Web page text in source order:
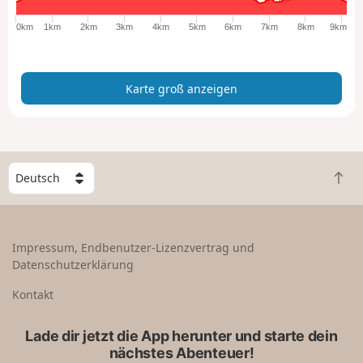
o
ß
z
i
n
0km 1km 2km 3km 4km 5km 6km 7km 8km 9km
Karte groß anzeigen
W
ä
h
e
n
Z
u
Impressum, Endbenutzer-Lizenzvertrag und
Datenschutzerklärung
Kontakt
Lade dir jetzt die App herunter und starte dein
nächstes Abenteuer!